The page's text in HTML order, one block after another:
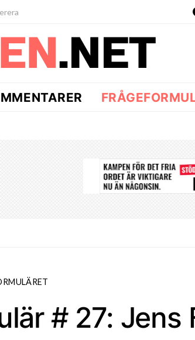
# 27: Jens